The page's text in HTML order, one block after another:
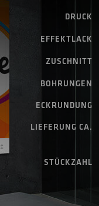
DRUCK
EFFEKTLACK
ZUSCHNITT
BOHRUNGEN
ECKRUNDUNG
LIEFERUNG CA.
STÜCKZAHL